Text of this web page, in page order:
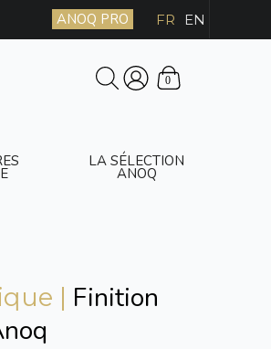
ANOQ PRO FR EN
0
LA SÉLECTION
ANOQ
| Finition